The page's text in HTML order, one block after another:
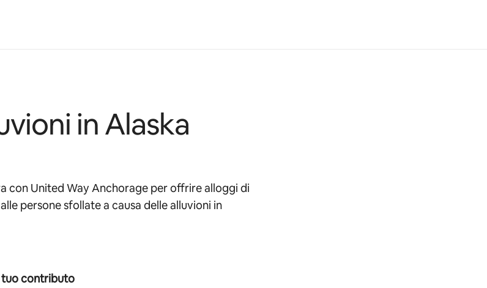
in Alaska
con United Way Anchorage per offrire alloggi di
persone sfollate a causa delle alluvioni in
contributo